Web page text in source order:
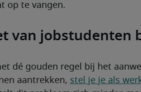
op te vangen.
van jobstudenten
dé gouden regel bij het
aantrekken, stel je je als